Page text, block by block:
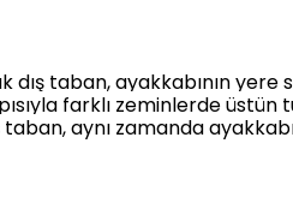
dış taban, ayakkabının
farklı zeminlerde
aynı zamanda